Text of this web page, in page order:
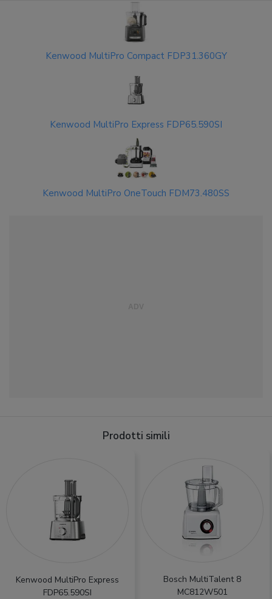
Kenwood MultiPro Compact FDP31.360GY
Kenwood MultiPro Express FDP65.590SI
Kenwood MultiPro OneTouch FDM73.480SS
Prodotti simili
Kenwood MultiPro Express
FDP65.590SI
Bosch MultiTalent 8
MC812W501